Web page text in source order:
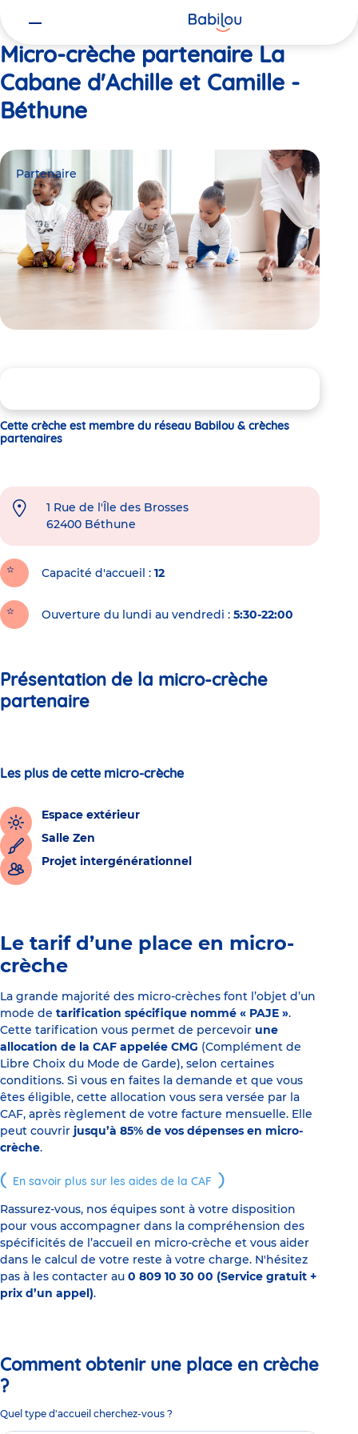
Micro-crèche partenaire La
Cabane d'Achille et Camille -
Béthune
Partenaire
Cette crèche est membre du réseau Babilou & crèches
partenaires
1 Rue de l'Île des Brosses
62400 Béthune
Capacité d'accueil 12
Ouverture du lundi au vendredi : 5:30-22:00
Présentation de la micro-crèche
partenaire
Les plus de cette micro-crèche
Espace extérieur
Salle Zen
Projet intergénérationnel
Le tarif d’une place en micro-
crèche
La grande majorité des micro-crèches font l’objet d’un
mode de tarification spécifique nommé « PAJE ».
Cette tarification vous permet de percevoir une
allocation de la CAF appelée CMG (Complément de
Libre Choix du Mode de Garde), selon certaines
conditions. Si vous en faites la demande et que vous
êtes éligible, cette allocation vous sera versée par la
CAF, après règlement de votre facture mensuelle. Elle
peut couvrir jusqu’à 85% de vos dépenses en micro-
crèche.
En savoir plus sur les aides de la CAF
Rassurez-vous, nos équipes sont à votre disposition
pour vous accompagner dans la compréhension des
spécificités de l’accueil en micro-crèche et vous aider
dans le calcul de votre reste à votre charge. N'hésitez
pas à les contacter au 0 809 10 30 00 (Service gratuit +
prix d’un appel).
Comment obtenir une place en crèche
?
Quel type d'accueil cherchez-vous ?